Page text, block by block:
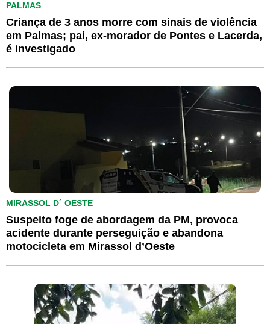
PALMAS
Criança de 3 anos morre com sinais de violência
em Palmas; pai, ex-morador de Pontes e Lacerda,
é investigado
MIRASSOL D´ OESTE
Suspeito foge de abordagem da PM, provoca
acidente durante perseguição e abandona
motocicleta em Mirassol d’Oeste